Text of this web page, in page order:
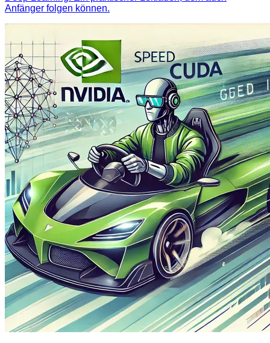
Anfänger folgen können.